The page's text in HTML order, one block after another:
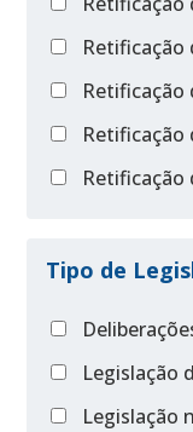
Retificação
Retificação
Retificação
Retificação
Tipo de
Legislação
Legislação